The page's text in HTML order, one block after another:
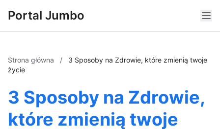
Portal Jumbo
Strona główna /
3 Sposoby na Zdrowie, które zmienią twoje
życie
3 Sposoby na Zdrowie,
które zmienią twoje